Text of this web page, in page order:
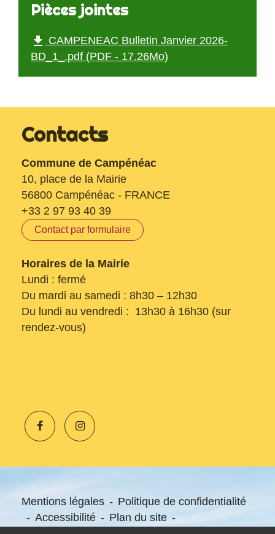
Pièces jointes
file_download CAMPENEAC Bulletin Janvier 2026-
BD_1_.pdf (PDF - 17.26Mo)
Contacts
Commune de Campénéac
10, place de la Mairie
56800 Campénéac - FRANCE
+33 2 97 93 40 39
Contact par formulaire
Horaires de la Mairie
Lundi : fermé
Du mardi au samedi : 8h30 – 12h30
Du lundi au vendredi : 13h30 à 16h30 (sur
rendez-vous)
Mentions légales - Politique de confidentialité
- Accessibilité - Plan du site -